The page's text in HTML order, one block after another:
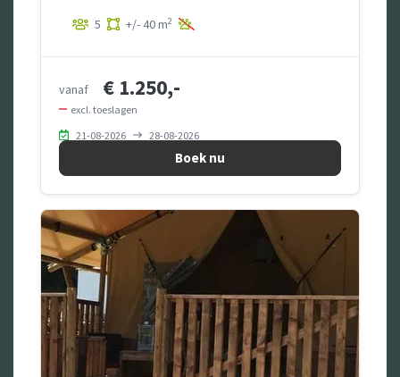
5 +/- 40 m2
vanaf € 1.250,-
excl. toeslagen
21-08-2026
28-08-2026
Boek nu